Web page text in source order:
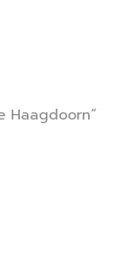
Haagdoorn”